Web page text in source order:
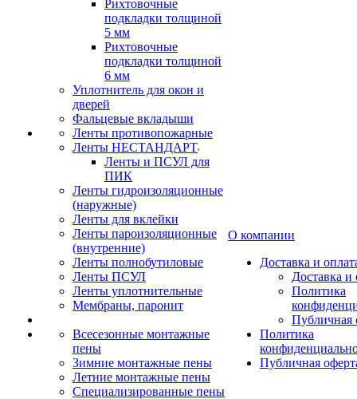
Рихтовочные
подкладки толщиной
5 мм
Рихтовочные
подкладки толщиной
6 мм
Уплотнитель для окон и
дверей
Фальцевые вкладыши
Ленты противопожарные
Ленты НЕСТАНДАРТ
Ленты и ПСУЛ для
ПИК
Ленты гидроизоляционные
(наружные)
Ленты для вклейки
Ленты пароизоляционные
(внутренние)
Ленты полнобутиловые
Ленты ПСУЛ
Ленты уплотнительные
Мембраны, паронит
Всесезонные монтажные
пены
Зимние монтажные пены
Летние монтажные пены
Специализированные пены
О компании
Доставка и
Доставка и
Политика
Публичная
Политика
Публичная